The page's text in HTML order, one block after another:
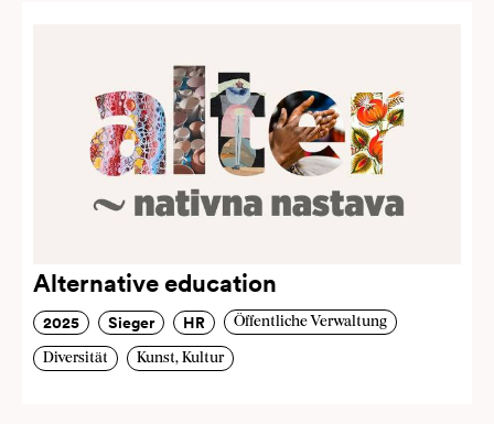
Alternative education
2025 Sieger HR Öffentliche Verwaltung
Diversität Kunst, Kultur